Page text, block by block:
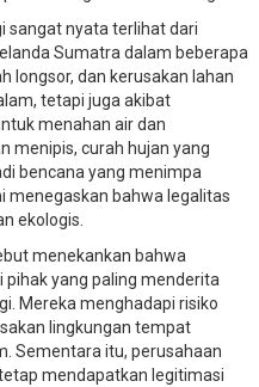
sangat nyata terlihat dari
Sumatra dalam beberapa
longsor, dan kerusakan lahan
tetapi juga akibat
menahan air dan
menipis, curah hujan yang
bencana yang menimpa
menegaskan bahwa legalitas
ekologis.
menekankan bahwa
yang paling menderita
Mereka menghadapi risiko
lingkungan tempat
Sementara itu, perusahaan
mendapatkan legitimasi